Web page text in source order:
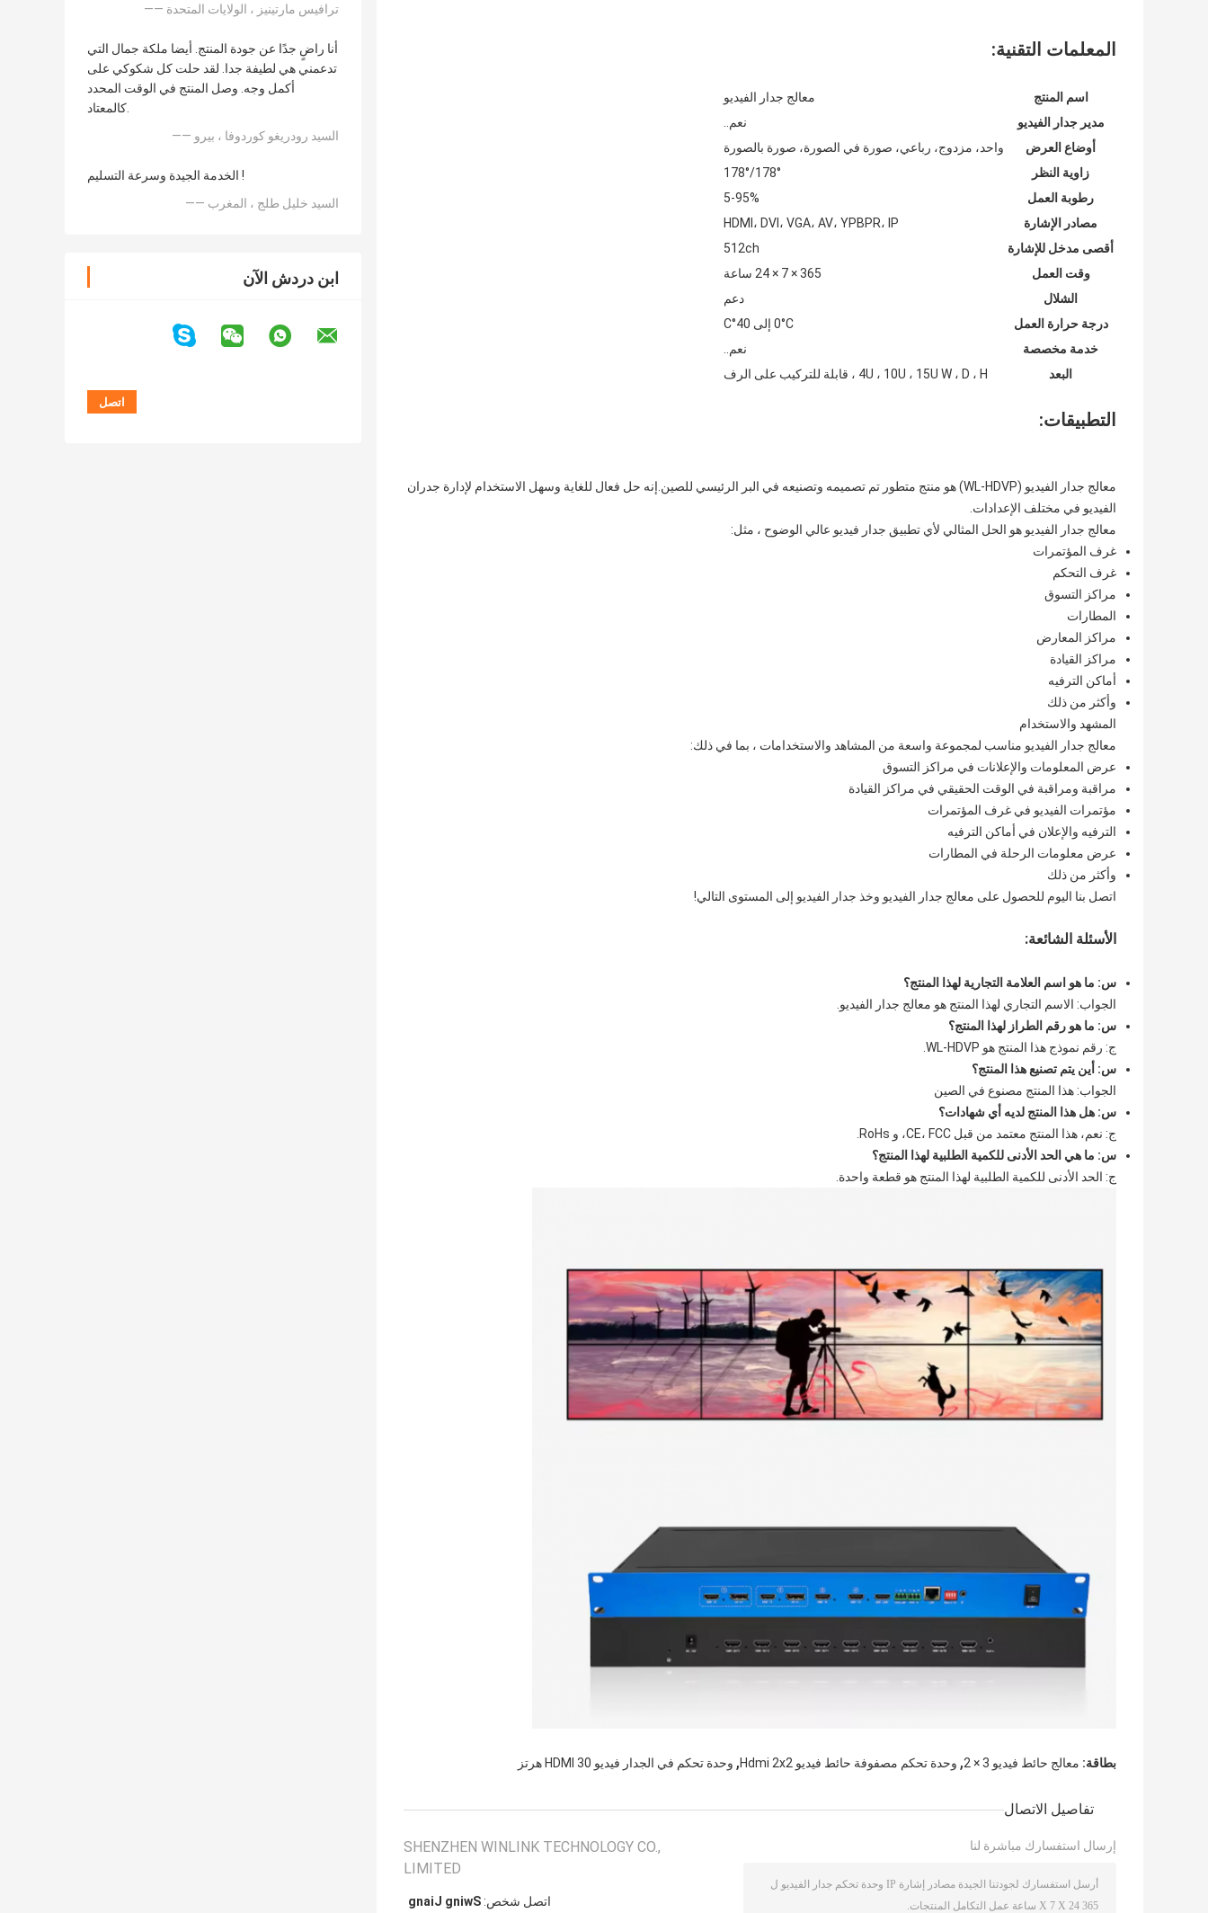
—— ترافيس مارتينيز ، الولايات المتحدة
أنا راضٍ جدًا عن جودة المنتج. أيضا ملكة جمال التي
تدعمني هي لطيفة جدا. لقد حلت كل شكوكي على
أكمل وجه. وصل المنتج في الوقت المحدد
كالمعتاد.
—— السيد رودريغو كوردوفا ، بيرو
الخدمة الجيدة وسرعة التسليم !
—— السيد خليل طلج ، المغرب
ابن دردش الآن
المعلمات التقنية:
اسم المنتج
معالج جدار الفيديو
مدير جدار الفيديو
نعم..
أوضاع العرض
واحد، مزدوج، رباعي، صورة في الصورة، صورة بالصورة
زاوية النظر
178°/178°
رطوبة العمل
5-95%
مصادر الإشارة
HDMI، DVI، VGA، AV، YPBPR، IP
أقصى مدخل للإشارة
512ch
وقت العمل
365 × 7 × 24 ساعة
الشلال
دعم
درجة حرارة العمل
0°C إلى 40°C
خدمة مخصصة
نعم..
البعد
4U ، 10U ، 15U W ، D ، H ، قابلة للتركيب على الرف
التطبيقات:
معالج جدار الفيديو (WL-HDVP) هو منتج متطور تم تصميمه وتصنيعه في البر الرئيسي للصين.إنه حل فعال للغاية وسهل الاستخدام لإدارة جدران
الفيديو في مختلف الإعدادات.
معالج جدار الفيديو هو الحل المثالي لأي تطبيق جدار فيديو عالي الوضوح ، مثل:
غرف المؤتمرات
غرف التحكم
مراكز التسوق
المطارات
مراكز المعارض
مراكز القيادة
أماكن الترفيه
وأكثر من ذلك
المشهد والاستخدام
معالج جدار الفيديو مناسب لمجموعة واسعة من المشاهد والاستخدامات ، بما في ذلك:
عرض المعلومات والإعلانات في مراكز التسوق
مراقبة ومراقبة في الوقت الحقيقي في مراكز القيادة
مؤتمرات الفيديو في غرف المؤتمرات
الترفيه والإعلان في أماكن الترفيه
عرض معلومات الرحلة في المطارات
وأكثر من ذلك
اتصل بنا اليوم للحصول على معالج جدار الفيديو وخذ جدار الفيديو إلى المستوى التالي!
الأسئلة الشائعة:
س: ما هو اسم العلامة التجارية لهذا المنتج؟
الجواب: الاسم التجاري لهذا المنتج هو معالج جدار الفيديو.
س: ما هو رقم الطراز لهذا المنتج؟
ج: رقم نموذج هذا المنتج هو WL-HDVP.
س: أين يتم تصنيع هذا المنتج؟
الجواب: هذا المنتج مصنوع في الصين
س: هل هذا المنتج لديه أي شهادات؟
ج: نعم، هذا المنتج معتمد من قبل CE، FCC، و RoHs.
س: ما هي الحد الأدنى للكمية الطلبية لهذا المنتج؟
ج: الحد الأدنى للكمية الطلبية لهذا المنتج هو قطعة واحدة.
بطاقة: معالج حائط فيديو 3 × 2 , وحدة تحكم مصفوفة حائط فيديو Hdmi 2x2 , وحدة تحكم في الجدار فيديو HDMI 30 هرتز
تفاصيل الاتصال
SHENZHEN WINLINK TECHNOLOGY CO.,
LIMITED
اتصل شخص: Swing Jiang
إرسال استفسارك مباشرة لنا